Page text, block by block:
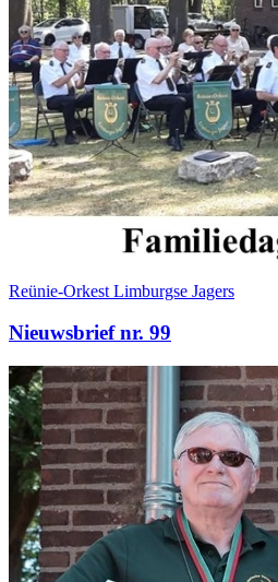
Reünie-Orkest Limburgse Jagers
Nieuwsbrief nr. 99